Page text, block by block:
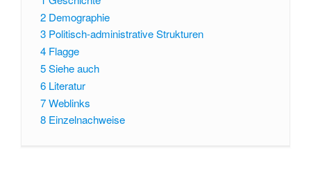
2 Demographie
3 Politisch-administrative Strukturen
4 Flagge
5Siehe auch
6 Literatur
7Weblinks
8 Einzelnachweise